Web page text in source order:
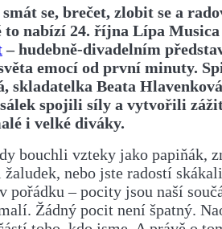
se, brečet, zlobit se a
to nabízí 24. října Lípa
– hudebně-divadelním
emocí od první minuty.
skladatelka Beata
spojili síly a vytvořili
i velké diváky.
bouchli vzteky jako papiňák,
nebo jste radostí
pořádku – pocity jsou naší
Žádný pocit není špatný.